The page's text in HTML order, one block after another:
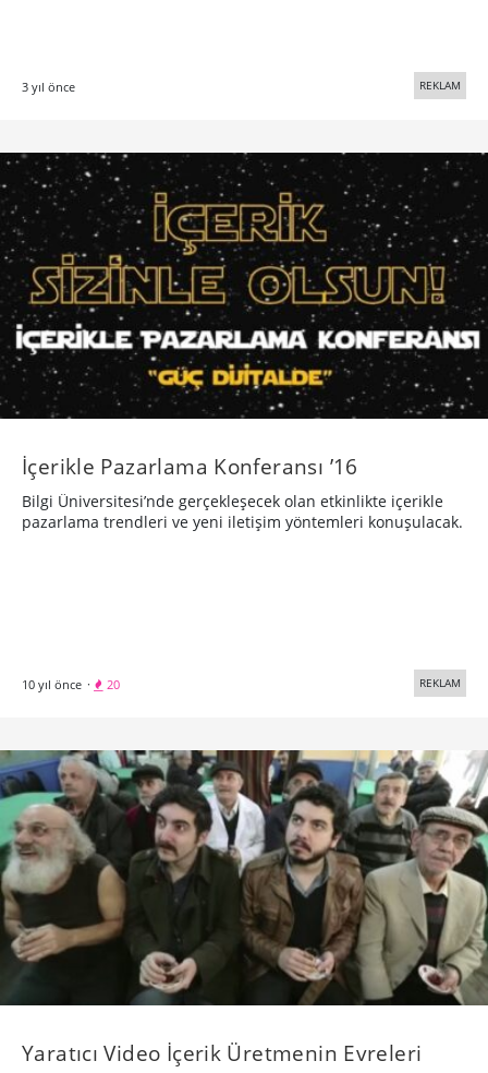
3 yıl önce REKLAM
İçerikle Pazarlama Konferansı ’16
Bilgi Üniversitesi’nde gerçekleşecek olan etkinlikte içerikle
pazarlama trendleri ve yeni iletişim yöntemleri konuşulacak.
10 yıl önce · 20 REKLAM
Yaratıcı Video İçerik Üretmenin Evreleri